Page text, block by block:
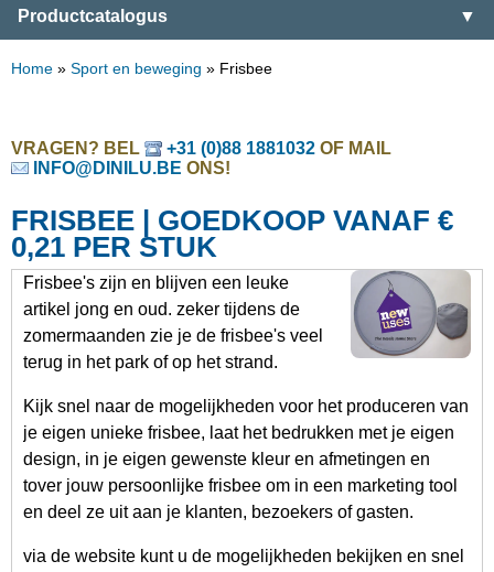
Productcatalogus ▼
Home » Sport en beweging » Frisbee
VRAGEN? BEL +31 (0)88 1881032 OF MAIL
INFO@DINILU.BE ONS!
FRISBEE | GOEDKOOP VANAF €
0,21 PER STUK
Frisbee's zijn en blijven een leuke
artikel jong en oud. zeker tijdens de
zomermaanden zie je de frisbee's veel
terug in het park of op het strand.
Kijk snel naar de mogelijkheden voor het produceren van
je eigen unieke frisbee, laat het bedrukken met je eigen
design, in je eigen gewenste kleur en afmetingen en
tover jouw persoonlijke frisbee om in een marketing tool
en deel ze uit aan je klanten, bezoekers of gasten.
via de website kunt u de mogelijkheden bekijken en snel